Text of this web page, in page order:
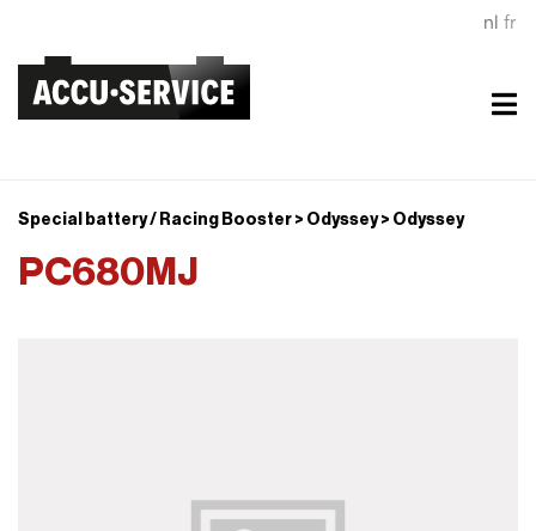
nl fr
Special battery / Racing Booster > Odyssey > Odyssey
PC680MJ